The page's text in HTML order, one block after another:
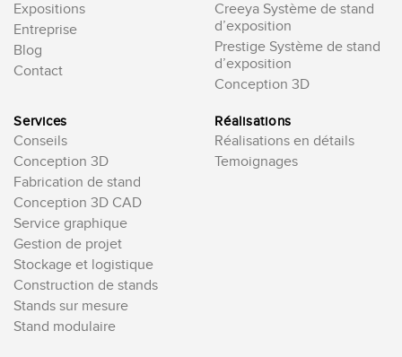
Expositions
Entreprise
Blog
Contact
Creeya Système de stand
d’exposition
Prestige Système de stand
d’exposition
Conception 3D
Services
Conseils
Conception 3D
Fabrication de stand
Conception 3D CAD
Service graphique
Gestion de projet
Stockage et logistique
Construction de stands
Stands sur mesure
Stand modulaire
Réalisations
Réalisations en détails
Temoignages